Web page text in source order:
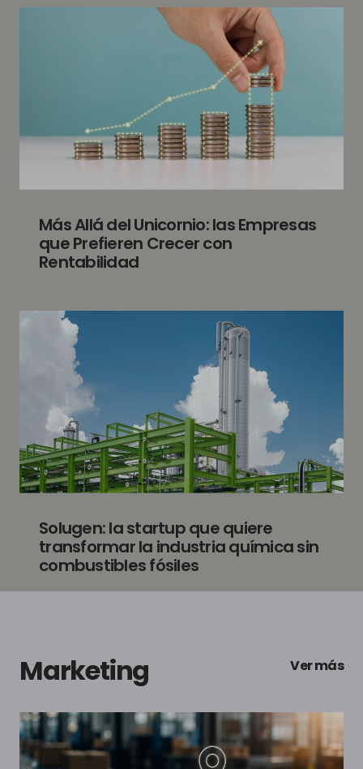
Más Allá del Unicornio: las Empresas
que Prefieren Crecer con
Rentabilidad
Solugen: la startup que quiere
transformar la industria química sin
combustibles fósiles
Marketing Ver más